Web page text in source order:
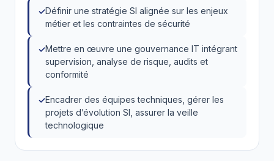
Définir une stratégie SI alignée sur les enjeux
métier et les contraintes de sécurité
Mettre en œuvre une gouvernance IT intégrant
supervision, analyse de risque, audits et
conformité
Encadrer des équipes techniques, gérer les
projets d’évolution SI, assurer la veille
technologique